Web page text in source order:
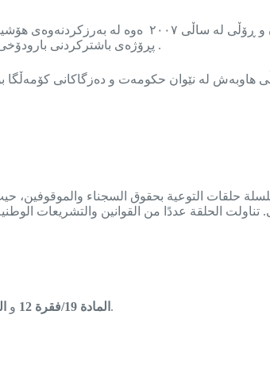
لە کۆتاییدا تیشک خرایە سەر تۆڕی
پڕۆژەی باشترکردنی بارودۆخی زیندانیان و گرتووخانەکان لە عێراق بە هاوبەشی لەگەڵ رێکخراوی هاوکاری خەڵکی نەرویجی .
لە نێوان حکومەت و دەزگاکانی کۆمەڵگا
الثانية من سلسلة حلقات التوعية بحقوق السجناء
المادة 19/فقرة 12 و
: تحظر التعذيب والمعاملة غير الإنسانية أو المهينة وتضمن كرامة الإنسان.